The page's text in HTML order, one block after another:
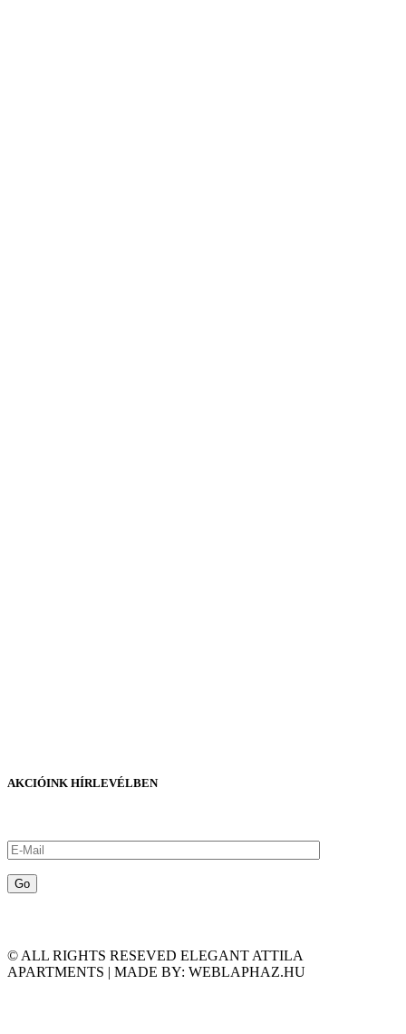
AKCIÓINK HÍRLEVÉLBEN
© ALL RIGHTS RESEVED ELEGANT ATTILA
APARTMENTS | MADE BY: WEBLAPHAZ.HU